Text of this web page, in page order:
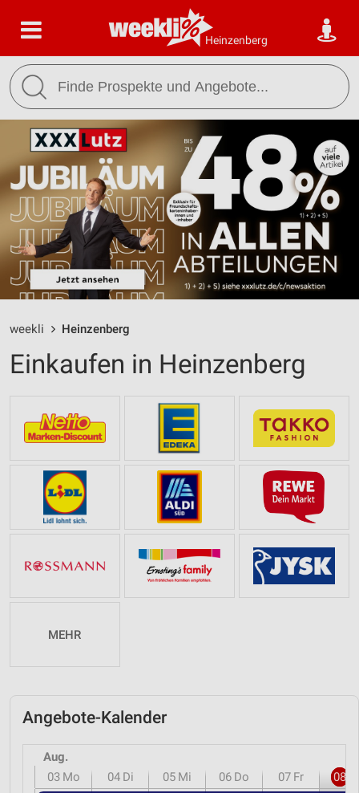
Heinzenberg
weekli Heinzenberg
Einkaufen in Heinzenberg
MEHR
Angebote-Kalender
Aug.
03 Mo 04 Di 05 Mi 06 Do 07 Fr 08